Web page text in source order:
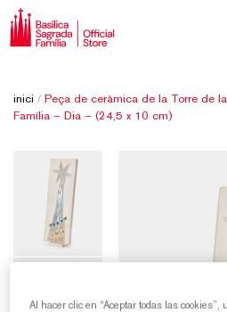
inici / Peça de ceràmica de la Torre de
Família – Dia – (24,5 x 10 cm)
Al hacer clic en “Aceptar todas las cookies”,